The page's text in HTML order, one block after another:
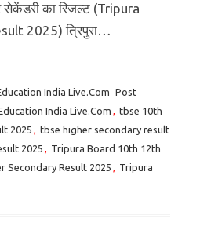
का रिजल्ट (Tripura
2025) त्रिपुरा…
India Live.Com Post
India Live.Com , tbse 10th
2025 , tbse higher secondary result
2025 , Tripura Board 10th 12th
Secondary Result 2025 , Tripura